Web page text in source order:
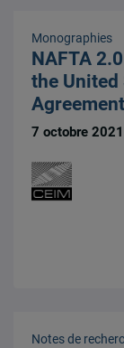
Monographies
NAFTA
the United
Agreement
7 octobre
Notes de